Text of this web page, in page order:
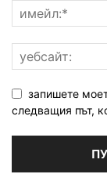
запишете
следващия път,